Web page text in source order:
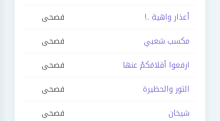
أعذار واهية ..!
فصحى
مكسب شعبي
فصحى
ارفعوا أقلامَكمْ عنها
فصحى
الثور والحظيرة
فصحى
شيخان
فصحى